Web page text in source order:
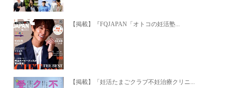
【掲載】『FQJAPAN「オトコの妊活塾...
【掲載】「妊活たまごクラブ不妊治療クリニ...